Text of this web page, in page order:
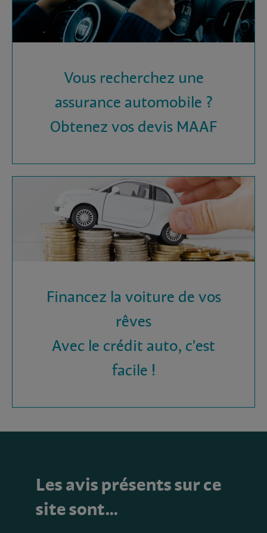
Vous recherchez une
assurance automobile ?
Obtenez vos devis MAAF
Financez la voiture de vos
rêves
Avec le crédit auto, c'est
facile !
Les avis présents sur ce
site sont…